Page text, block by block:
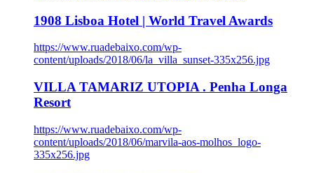
1908 Lisboa Hotel | World Travel Awards
https://www.ruadebaixo.com/wp-
content/uploads/2018/06/la_villa_sunset-335x256.jpg
VILLA TAMARIZ UTOPIA . Penha Longa
Resort
https://www.ruadebaixo.com/wp-
content/uploads/2018/06/marvila-aos-molhos_logo-
335x256.jpg